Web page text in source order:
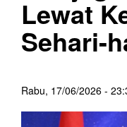
Lewat
Sehari-
Rabu, 17/06/2026 -